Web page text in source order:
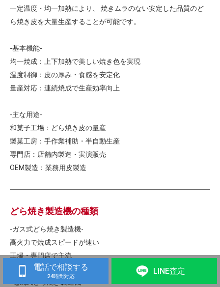
一定温度・均一加熱により、 焼きムラのない安定した品質のど
ら焼き皮を大量生産することが可能です。
-基本機能-
均一焼成：上下加熱で美しい焼き色を実現
温度制御：皮の厚み・食感を安定化
量産対応：連続焼成で生産効率向上
-主な用途-
和菓子工場：どら焼き皮の量産
製菓工房：手作業補助・半自動生産
専門店：店舗内製造・実演販売
OEM製造：業務用皮製造
どら焼き製造機の種類
-ガス式どら焼き製造機-
高火力で焼成スピードが速い
工場・専門店で主流
-電気式どら焼き製造機-
電話で相談する
24時間対応
LINE査定